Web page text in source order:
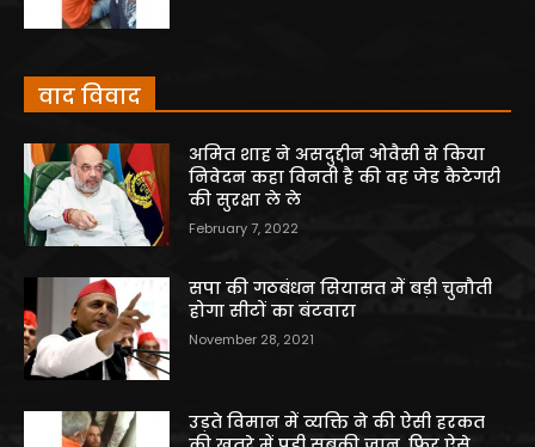
वाद विवाद
अमित शाह ने असदुद्दीन ओवैसी से किया
निवेदन कहा विनती है की वह जेड कैटेगरी
की सुरक्षा ले ले
February 7, 2022
सपा की गठबंधन सियासत में बड़ी चुनौती
होगा सीटों का बंटवारा
November 28, 2021
उड़ते विमान में व्यक्ति ने की ऐसी हरकत